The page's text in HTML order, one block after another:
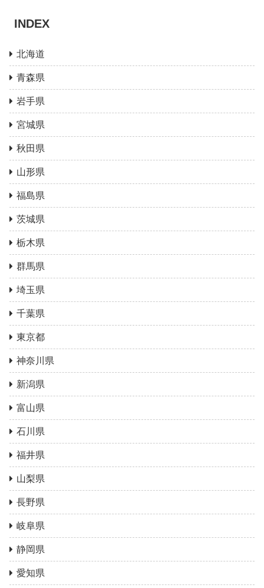
INDEX
北海道
青森県
岩手県
宮城県
秋田県
山形県
福島県
茨城県
栃木県
群馬県
埼玉県
千葉県
東京都
神奈川県
新潟県
富山県
石川県
福井県
山梨県
長野県
岐阜県
静岡県
愛知県